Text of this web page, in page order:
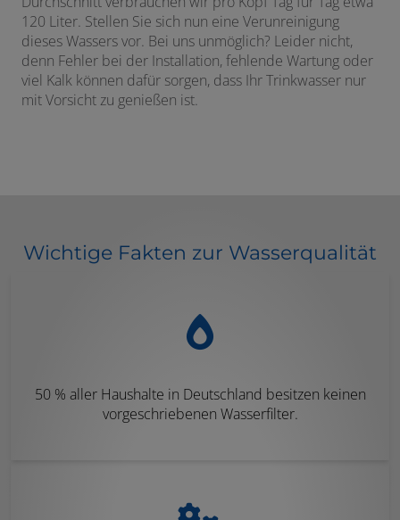
120 Liter. Stellen Sie sich nun eine Verunreinigung
dieses Wassers vor. Bei uns unmöglich? Leider nicht,
denn Fehler bei der Installation, fehlende Wartung oder
viel Kalk können dafür sorgen, dass Ihr Trinkwasser nur
mit Vorsicht zu genießen ist.
Wichtige Fakten zur Wasserqualität
50 % aller Haushalte in Deutschland besitzen keinen
vorgeschriebenen Wasserfilter.